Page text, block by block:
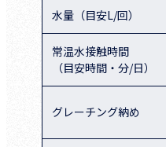
水量（目安L/回）
常温水接触時間
（目安時間・分/日）
グレーチング納め